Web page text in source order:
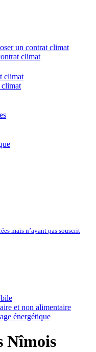
un contrat climat
climat
climat
climat
mais n’ayant pas souscrit
et non alimentaire
énergétique
Nîmois